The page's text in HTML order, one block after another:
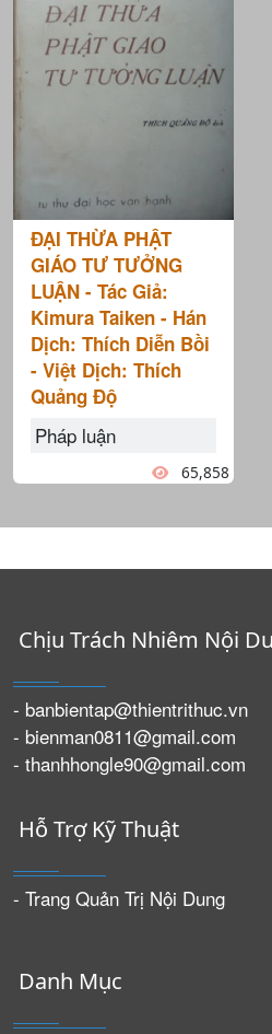
ĐẠI THỪA PHẬT
GIÁO TƯ TƯỞNG
LUẬN - Tác Giả:
Kimura Taiken - Hán
Dịch: Thích Diễn Bồi
- Việt Dịch: Thích
Quảng Độ
Pháp luận
65,858
Chịu Trách Nhiêm Nội
- banbientap@thientrithuc.vn
- bienman0811@gmail.com
- thanhhongle90@gmail.com
Hỗ Trợ Kỹ Thuật
- Trang Quản Trị Nội Dung
Danh Mục